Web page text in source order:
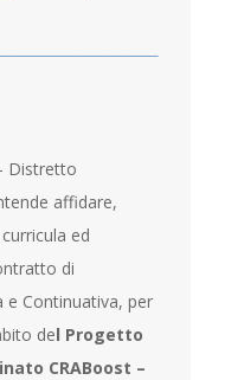
Distretto
affidare,
ed
di
e Continuativa, per
del Progetto
CRABoost –